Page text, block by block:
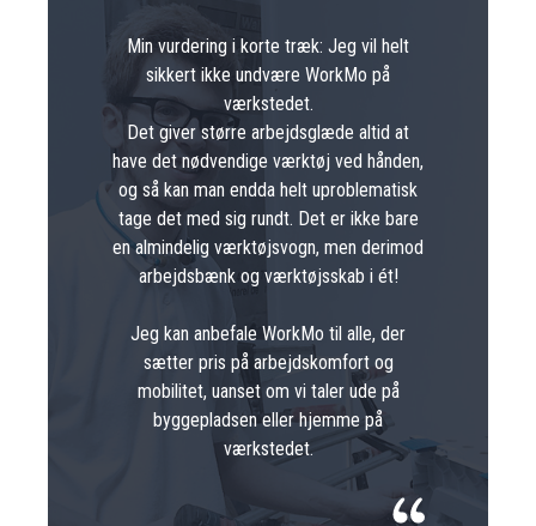
Min vurdering i korte træk: Jeg vil helt
sikkert ikke undvære WorkMo på
værkstedet.
Det giver større arbejdsglæde altid at
have det nødvendige værktøj ved hånden,
og så kan man endda helt uproblematisk
tage det med sig rundt. Det er ikke bare
en almindelig værktøjsvogn, men derimod
arbejdsbænk og værktøjsskab i ét!
Jeg kan anbefale WorkMo til alle, der
sætter pris på arbejdskomfort og
mobilitet, uanset om vi taler ude på
byggepladsen eller hjemme på
værkstedet.